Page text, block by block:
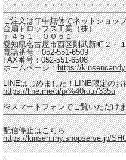
・・・・・・・・・・・・・・・
ご注文は年中無休でネットショッ
金扇ドロップス工業（株）
〒４５１－００５１
愛知県名古屋市西区則武新町２－
電話番号：052-551-6509
FAX番号：052-551-6508
ホームページ：https://
LINEはじめました！LINE限定の
https://line.me/ti/p/%40ruu7335u
※スマートフォンでご覧いただけ
配信停止はこちら
https://kinsen.my.shopserve.jp/